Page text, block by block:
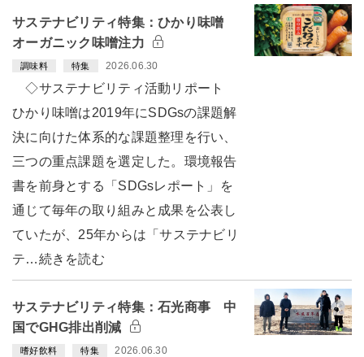
サステナビリティ特集：ひかり味噌
オーガニック味噌注力
調味料 特集 2026.06.30
◇サステナビリティ活動リポート
ひかり味噌は2019年にSDGsの課題解
決に向けた体系的な課題整理を行い、
三つの重点課題を選定した。環境報告
書を前身とする「SDGsレポート」を
通じて毎年の取り組みと成果を公表し
ていたが、25年からは「サステナビリ
テ…続きを読む
サステナビリティ特集：石光商事 中
国でGHG排出削減
嗜好飲料 特集 2026.06.30